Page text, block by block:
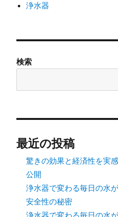
浄水器
検索
最近の投稿
驚きの効果と経済性を実
公開
浄水器で変わる毎日の水
安全性の秘密